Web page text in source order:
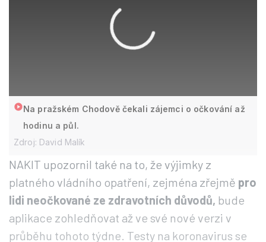
Na pražském Chodově čekali zájemci o očkování až
hodinu a půl.
Zdroj: David Malík
NAKIT upozornil také na to, že výjimky z
platného vládního opatření, zejména zřejmě pro
lidi neočkované ze zdravotních důvodů, bude
aplikace zohledňovat až ve své nové verzi v
průběhu tohoto týdne. Testy na koronavirus se